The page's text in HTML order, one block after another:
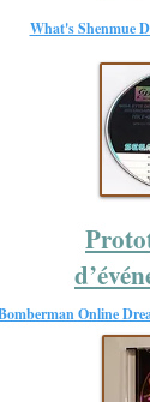
What's Shenmue
Online